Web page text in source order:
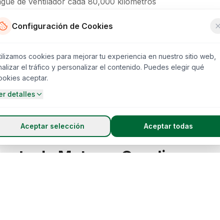
de Motores Diesel
(muy comunes en vehículos de carga), se
cada 18-24 meses
mangueras
de fluido de frenos
de Motores Gasolina
Configuración de Cookies
cookies para mejorar tu experiencia en nuestro sitio web,
el tráfico y personalizar el contenido. Puedes elegir qué
aceptar.
detalles
Aceptar selección Aceptar todas